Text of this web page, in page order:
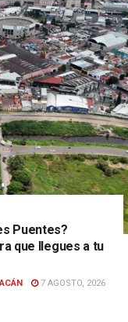
Puentes?
que llegues a tu
7 AGOSTO, 2026